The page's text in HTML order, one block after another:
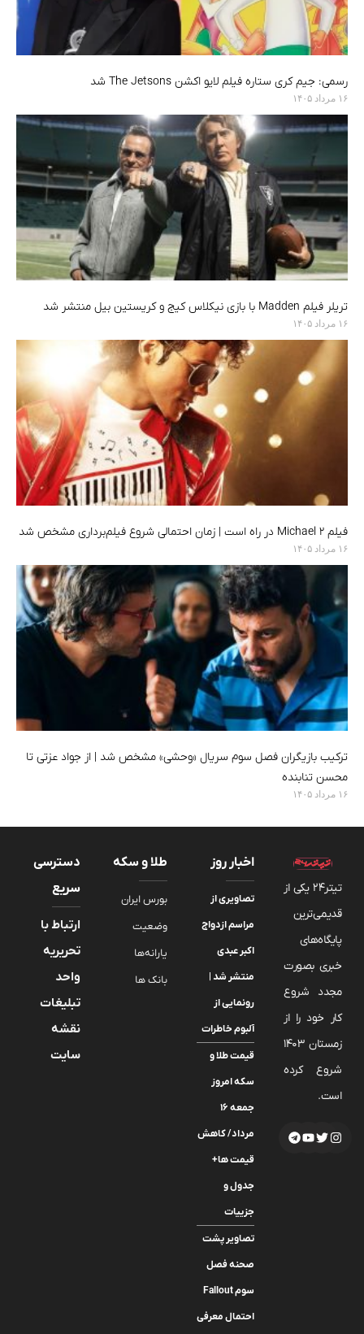
رسمی: جیم کری ستاره فیلم لایو اکشن The Jetsons شد
۱۶ مرداد ۱۴۰۵
تریلر فیلم Madden با بازی نیکلاس کیج و کریستین بیل منتشر شد
۱۶ مرداد ۱۴۰۵
فیلم Michael 2 در راه است | زمان احتمالی شروع فیلم‌برداری مشخص شد
۱۶ مرداد ۱۴۰۵
ترکیب بازیگران فصل سوم سریال «وحشی» مشخص شد | از جواد عزتی تا
محسن تنابنده
۱۶ مرداد ۱۴۰۵
تیتر24 یکی از
قدیمی‌ترین
پایگاه‌های
خبری بصورت
مجدد شروع
کار خود را از
زمستان 1403
شروع کرده
است.
اخبار روز
تصاویری از
مراسم ازدواج
اکبر عبدی
منتشر شد |
رونمایی از
آلبوم خاطرات
قیمت طلا و
سکه امروز
جمعه ۱۶
مرداد/ کاهش
قیمت ها+
جدول و
جزییات
تصاویر پشت
صحنه فصل
سوم Fallout
احتمال معرفی
طلا و سکه
بورس ایران
وضعیت
یارانه‌ها
بانک ها
دسترسی
سریع
ارتباط با
تحریریه
واحد
تبلیغات
نقشه
سایت